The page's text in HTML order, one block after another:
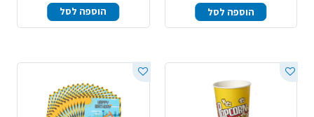
הוספה לסל הוספה לסל